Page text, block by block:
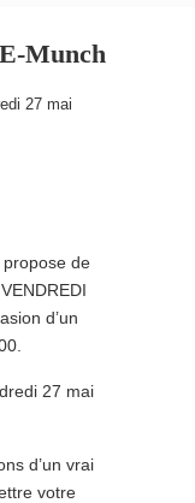
Munch
27 mai
de
d’un
27 mai
d’un vrai
votre